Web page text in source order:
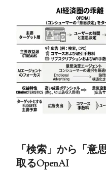
「検索」から「意
取るOpenAI